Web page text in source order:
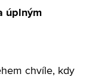
úplným
chvíle, kdy